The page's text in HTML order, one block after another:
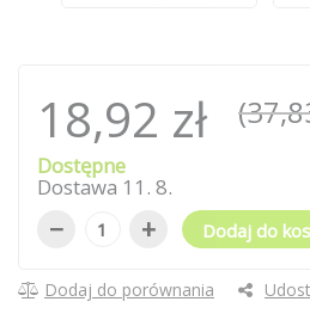
18,92 zł
Dostępne
Dostawa 11 . 8.
− + Dodaj do
Dodaj do porównania